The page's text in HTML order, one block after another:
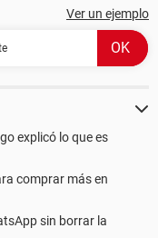
Ver un ejemplo
explicó lo que es
comprar más en
sin borrar la